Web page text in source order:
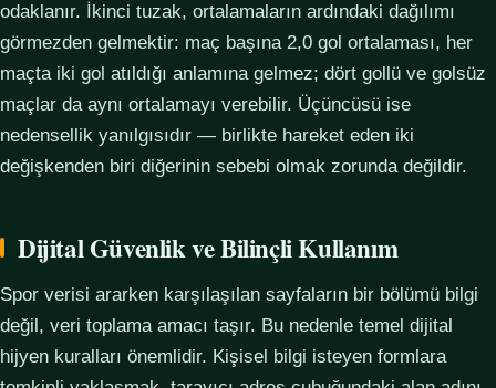
odaklanır. İkinci tuzak, ortalamaların ardındaki dağılımı
görmezden gelmektir: maç başına 2,0 gol ortalaması, her
maçta iki gol atıldığı anlamına gelmez; dört gollü ve golsüz
maçlar da aynı ortalamayı verebilir. Üçüncüsü ise
nedensellik yanılgısıdır — birlikte hareket eden iki
değişkenden biri diğerinin sebebi olmak zorunda değildir.
Dijital Güvenlik ve Bilinçli Kullanım
Spor verisi ararken karşılaşılan sayfaların bir bölümü bilgi
değil, veri toplama amacı taşır. Bu nedenle temel dijital
hijyen kuralları önemlidir. Kişisel bilgi isteyen formlara